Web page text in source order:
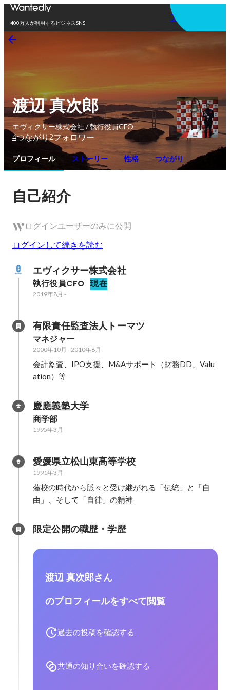
400万人が利用するビジネスSNS
アプリを使う
渡辺 真次郎
エヴィクサー株式会社 / 執行役員CFO
4つながり2フォロワー
プロフィール ストーリー 性格 つながり
自己紹介
ログインユーザーのみに公開
ログインして続きを読む
エヴィクサー株式会社
執行役員CFO 現在
2019年8月 -
有限責任監査法人トーマツ
マネジャー
2000年10月 -2010年8月
会計監査、IPO支援、M&Aサポート（財務DD、Valu
ation）等
慶應義塾大学
商学部
1995年3月
愛媛県立松山東高等学校
1991年3月
藩校の時代から脈々と受け継がれる「伝統」と「自
由」、そして「自律」の精神
限定公開の職歴・学歴
渡辺 真次郎さん
のプロフィールをすべて閲覧
過去の投稿を確認する
共通の知り合いを確認する